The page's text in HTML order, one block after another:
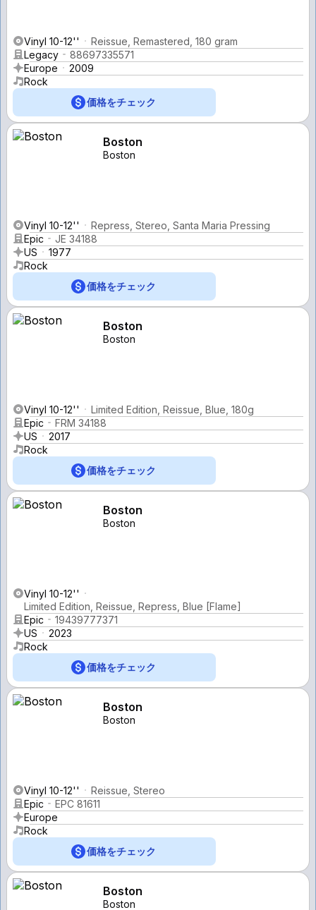
Vinyl 10-12''
Reissue, Remastered, 180 gram
Legacy
88697335571
Europe
2009
Rock
価格をチェック
Boston
Boston
Vinyl 10-12''
Repress, Stereo, Santa Maria Pressing
Epic
JE 34188
US
1977
Rock
価格をチェック
Boston
Boston
Vinyl 10-12''
Limited Edition, Reissue, Blue, 180g
Epic
FRM 34188
US
2017
Rock
価格をチェック
Boston
Boston
Vinyl 10-12''
Limited Edition, Reissue, Repress, Blue [Flame]
Epic
19439777371
US
2023
Rock
価格をチェック
Boston
Boston
Vinyl 10-12''
Reissue, Stereo
Epic
EPC 81611
Europe
Rock
価格をチェック
Boston
Boston